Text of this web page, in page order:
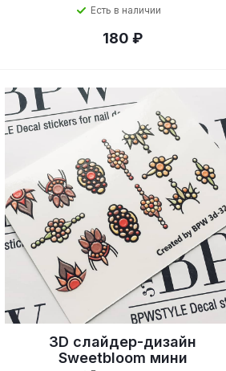
Есть в наличии
180 ₽
3D слайдер-дизайн
Sweetbloom мини